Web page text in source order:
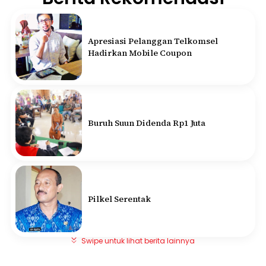
Apresiasi Pelanggan Telkomsel
Hadirkan Mobile Coupon
Buruh Suun Didenda Rp1 Juta
Pilkel Serentak
Swipe untuk lihat berita lainnya